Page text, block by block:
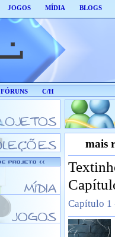
JOGOS MÍDIA BLOGS
FÓRUNS C/H
mais
Capítulo 1